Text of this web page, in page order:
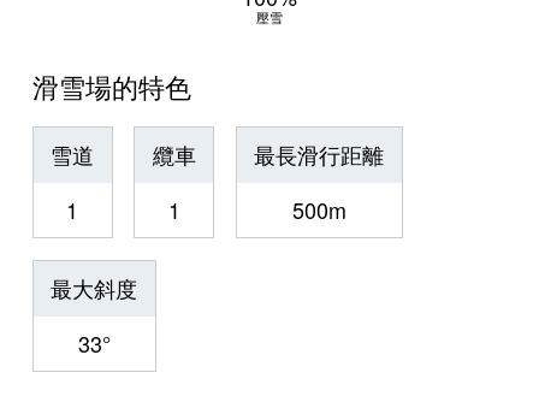
壓雪
滑雪場的特色
雪道
1
纜車
1
最長滑行距離
500m
最大斜度
33°